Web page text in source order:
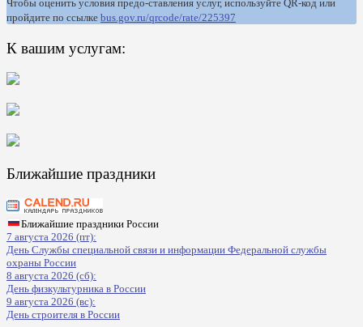
Чтобы оценить условия предо-ставления услуг, используйте QR-код или
пройдите по ссылке bus.gov.ru/qrcode/rate/225397
К вашим услугам:
Ближайшие праздники
Ближайшие праздники России
7 августа 2026 (пт):
День Службы специальной связи и информации Федеральной службы
охраны России
8 августа 2026 (сб):
День физкультурника в России
9 августа 2026 (вс):
День строителя в России